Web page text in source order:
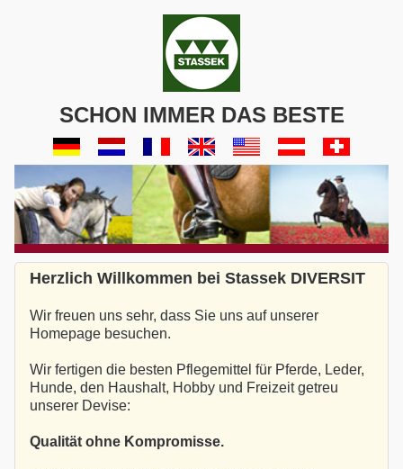
SCHON IMMER DAS BESTE
Herzlich Willkommen bei Stassek DIVERSIT
Wir freuen uns sehr, dass Sie uns auf unserer
Homepage besuchen.
Wir fertigen die besten Pflegemittel für Pferde, Leder,
Hunde, den Haushalt, Hobby und Freizeit getreu
unserer Devise:
Qualität ohne Kompromisse.